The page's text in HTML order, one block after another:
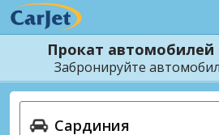
Прокат автомобилей
Забронируйте